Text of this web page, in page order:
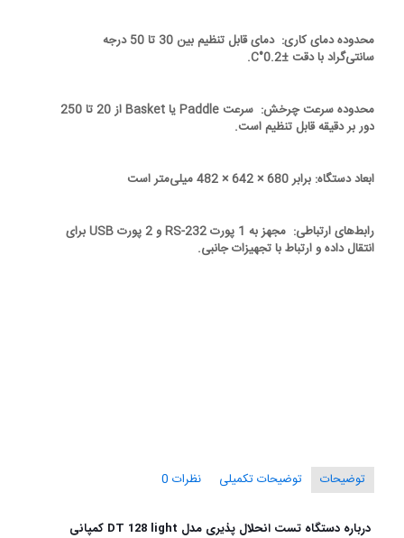
محدوده دمای کاری: دمای قابل تنظیم بین 30 تا 50 درجه
سانتی‌گراد با دقت ±0.2°C.
محدوده سرعت چرخش: سرعت Paddle یا Basket از 20 تا 250
دور بر دقیقه قابل تنظیم است.
ابعاد دستگاه: برابر 680 × 642 × 482 میلی‌متر است
رابط‌های ارتباطی: مجهز به 1 پورت RS-232 و 2 پورت USB برای
انتقال داده و ارتباط با تجهیزات جانبی.
توضیحات توضیحات تکمیلی نظرات 0
درباره دستگاه تست انحلال پذیری مدل DT 128 light کمپانی